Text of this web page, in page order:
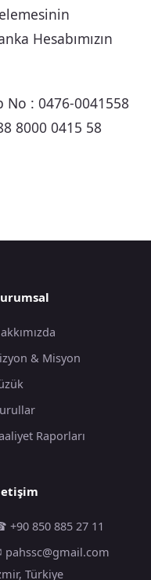
Hesabımızın
No : 0476-0041558
8000 0415 58
& Misyon
Raporları
+90 850 885 27 11
pahssc@gmail.com
Türkiye